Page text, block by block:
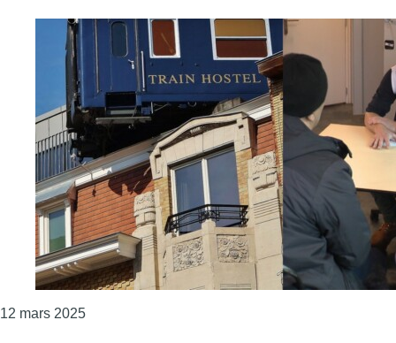
12 mars 2025Consulter l'article "Fermeture du Train Hostel à